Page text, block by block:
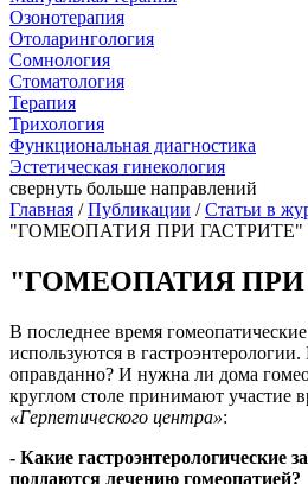
Озонотерапия
Отоларингология
Сомнология
Стоматология
Терапия
Трихология
Функциональная диагностика
Эстетическая гинекология
свернуть больше направлений
Главная /Публикации /Статьи в
"ГОМЕОПАТИЯ ПРИ ГАСТРИТЕ"
"ГОМЕОПАТИЯ ПРИ
В последнее время
используются в гастроэнтерологии.
оправданно? И нужна ли дома
круглом столе принимают участие
«Герпетического центра»:
- Какие гастроэнтерологические
поддаются лечению гомеопатией?